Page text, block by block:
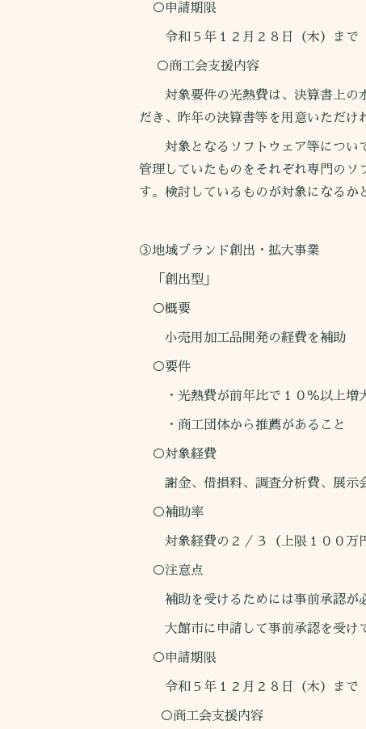
○申請期限
令和５年１２月２８日（木）まで
○商工会支援内容
対象要件の光熱費は、決算書上の水
だき、昨年の決算書等を用意いただけ
対象となるソフトウェア等について
管理していたものをそれぞれ専門のソ
す。検討しているものが対象になるか
③地域ブランド創出・拡大事業
「創出型」
○概要
小売用加工品開発の経費を補助
○要件
・光熱費が前年比で１０％以上増
・商工団体から推薦があること
○対象経費
謝金、借損料、調査分析費、展示会
○補助率
対象経費の２／３（上限１００万
○注意点
補助を受けるためには事前承認が必
大館市に申請して事前承認を受けて
○申請期限
令和５年１２月２８日（木）まで
○商工会支援内容